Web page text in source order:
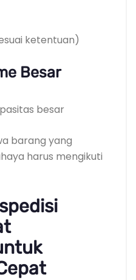
ketentuan)
Besar
besar
barang yang
harus mengikuti